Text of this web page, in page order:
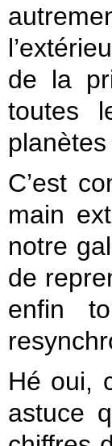
de la
toutes
C’est
main
notre
de
enfin
Hé oui,
astuce